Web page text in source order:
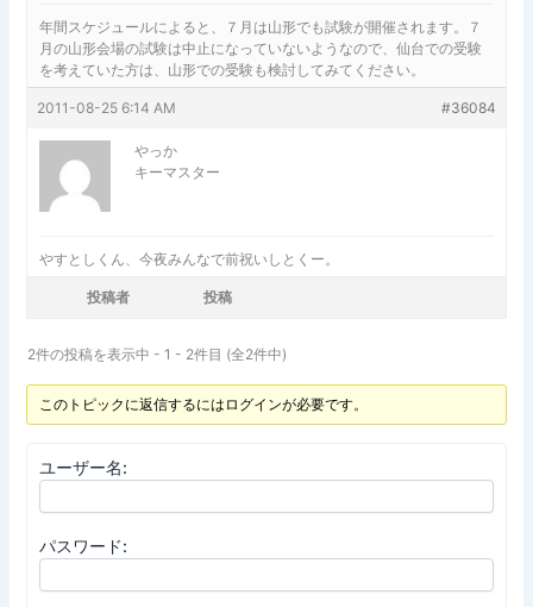
年間スケジュールによると、７月は山形でも試験が開催されます。７
月の山形会場の試験は中止になっていないようなので、仙台での受験
を考えていた方は、山形での受験も検討してみてください。
2011-08-25 6:14 AM #36084
やっか
キーマスター
やすとしくん、今夜みんなで前祝いしとくー。
投稿者 投稿
2件の投稿を表示中 - 1 - 2件目 (全2件中)
このトピックに返信するにはログインが必要です。
ユーザー名:
パスワード: